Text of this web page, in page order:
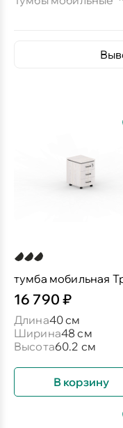
тумба мобильная
16 790 ₽
Длина40 см
Ширина48 см
Высота60.2 см
В корзину